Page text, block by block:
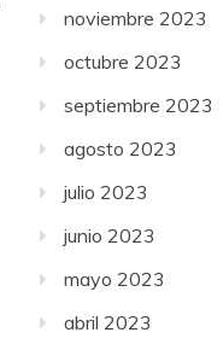
noviembre 2023
octubre 2023
septiembre 2023
agosto 2023
julio 2023
junio 2023
mayo 2023
abril 2023